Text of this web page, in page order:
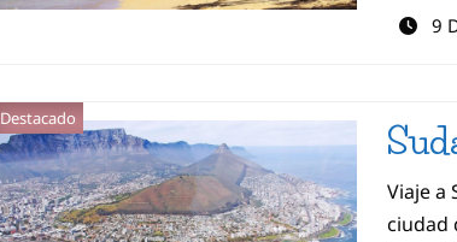
9
Destacado
Viaje a
ciudad